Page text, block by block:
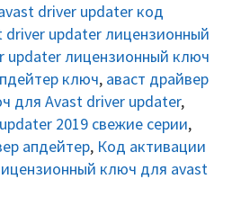
driver updater код
driver updater лицензионный
updater лицензионный ключ
ключ, аваст драйвер
для Avast driver updater,
2019 свежие серии,
апдейтер, Код активации
ключ для avast